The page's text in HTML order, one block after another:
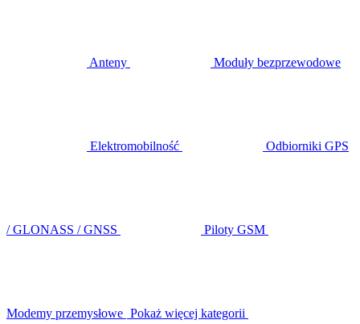
Anteny Moduły bezprzewodowe
Elektromobilność Odbiorniki GPS
/ GLONASS / GNSS Piloty GSM
Modemy przemysłowe Pokaż więcej kategorii